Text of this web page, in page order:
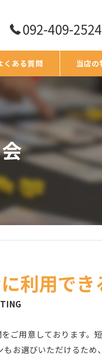
092-409-2524
くある質問 当店の
eスポーツ
ボードゲ
オフ会
イベント
利用でき
用意しております。
お選びいただけるた